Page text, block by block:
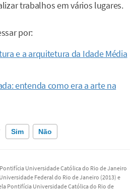
trabalhos em vários lugares.
por:
e a arquitetura da Idade Média
entenda como era a arte na
Sim Não
incorreta
a informação que procuro
Universidade Católica do Rio de Janeiro
Federal do Rio de Janeiro (2013) e
Pontifícia Universidade Católica do Rio de